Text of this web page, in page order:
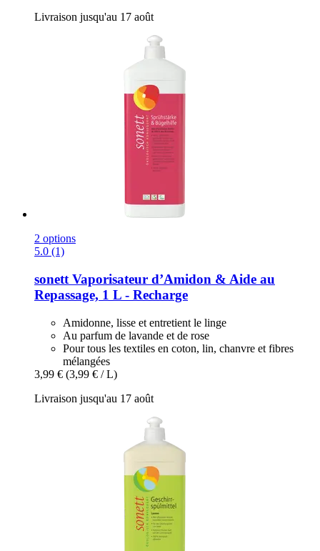
Livraison jusqu'au 17 août
2 options
5.0 (1)
sonett Vaporisateur d’Amidon & Aide au
Repassage, 1 L -​ Recharge
Amidonne, lisse et entretient le linge
Au parfum de lavande et de rose
Pour tous les textiles en coton, lin, chanvre et fibres
mélangées
3,99 € (3,99 € / L)
Livraison jusqu'au 17 août